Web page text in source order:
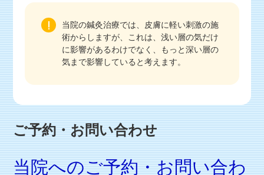
当院の鍼灸治療では、皮膚に軽い刺激の施
術からしますが、これは、浅い層の気だけ
に影響があるわけでなく、もっと深い層の
気まで影響していると考えます。
ご予約・お問い合わせ
当院へのご予約・お問い合わ